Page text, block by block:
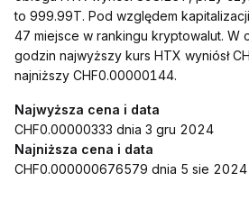
to 999.99T. Pod względem
47 miejsce w rankingu kryptowalut. W
godzin najwyższy kurs HTX wyniósł
najniższy CHF0.00000144.
Najwyższa cena i data
CHF0.00000333 dnia 3 gru 2024
Najniższa cena i data
CHF0.000000676579 dnia 5 sie 2024